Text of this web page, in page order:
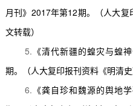
月刊》 2017年第12期。（人大复
文转载）
5. 《清代新疆的蝗灾与蝗
期。（人大复印报刊资料《明清史
6. 《龚自珍和魏源的舆地